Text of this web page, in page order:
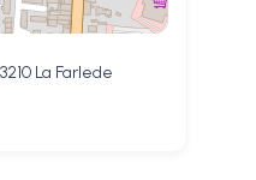
La Farlede